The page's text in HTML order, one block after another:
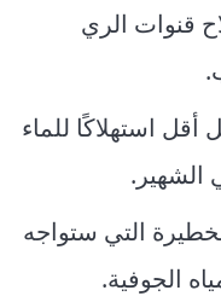
قنوات الري
استهلاكًا للماء
الشهير.
التي ستواجه
الجوفية.